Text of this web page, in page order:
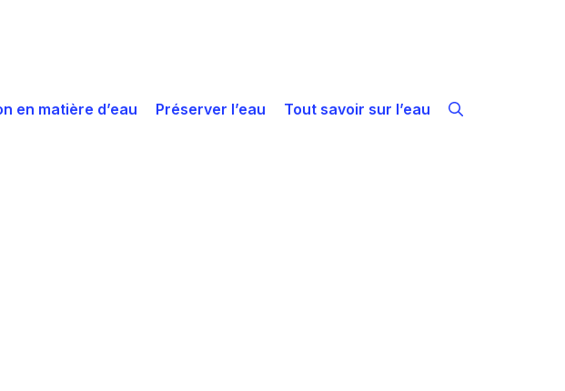
en matière d’eau Préserver l’eau Tout savoir sur l’eau